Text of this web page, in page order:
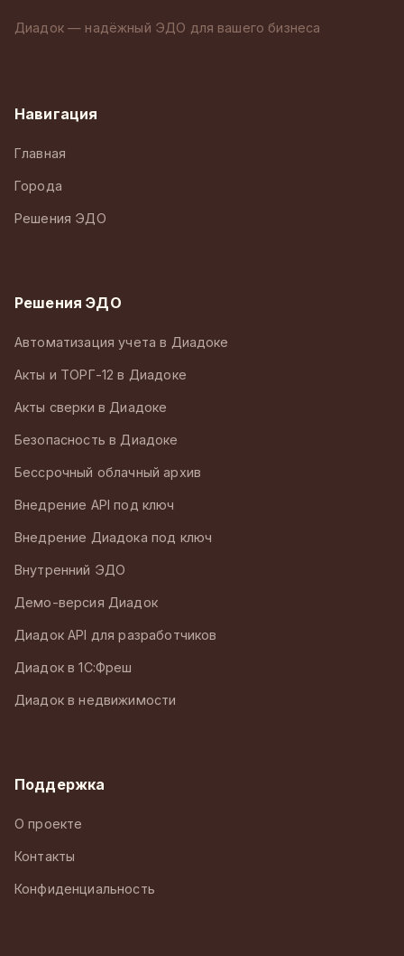
Диадок — надёжный ЭДО для вашего бизнеса
Навигация
Главная
Города
Решения ЭДО
Решения ЭДО
Автоматизация учета в Диадоке
Акты и ТОРГ-12 в Диадоке
Акты сверки в Диадоке
Безопасность в Диадоке
Бессрочный облачный архив
Внедрение API под ключ
Внедрение Диадока под ключ
Внутренний ЭДО
Демо-версия Диадок
Диадок API для разработчиков
Диадок в 1С:Фреш
Диадок в недвижимости
Поддержка
О проекте
Контакты
Конфиденциальность